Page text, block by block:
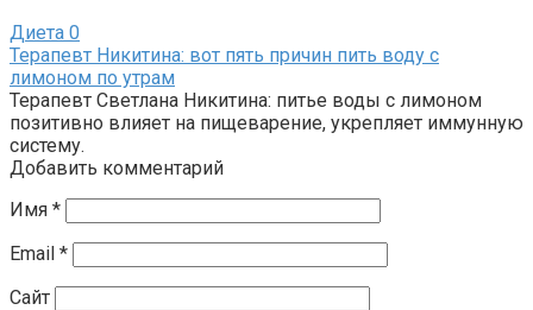
Диета 0
Терапевт Никитина: вот пять причин пить воду с
лимоном по утрам
Терапевт Светлана Никитина: питье воды с лимоном
позитивно влияет на пищеварение, укрепляет иммунную
систему.
Добавить комментарий
Имя *
Email *
Сайт